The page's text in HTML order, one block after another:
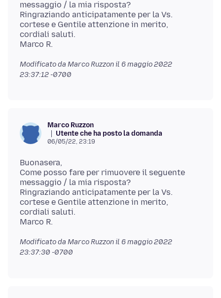
messaggio / la mia risposta?
Ringraziando anticipatamente per la Vs.
cortese e Gentile attenzione in merito,
cordiali saluti.
Modificato da Marco Ruzzon il 6 maggio 2022
23:37:12 -0700
Marco Ruzzon
Utente che ha posto la domanda
06/05/22, 23:19
Buonasera,
Come posso fare per rimuovere il seguente
messaggio / la mia risposta?
Ringraziando anticipatamente per la Vs.
cortese e Gentile attenzione in merito,
cordiali saluti.
Modificato da Marco Ruzzon il 6 maggio 2022
23:37:30 -0700